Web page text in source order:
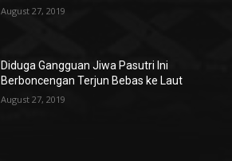
August 27, 2019
Diduga Gangguan Jiwa Pasutri Ini
Berboncengan Terjun Bebas ke Laut
August 27, 2019